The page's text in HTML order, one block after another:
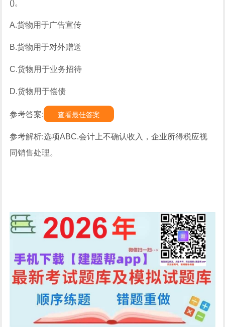
()。
A.货物用于广告宣传
B.货物用于对外赠送
C.货物用于业务招待
D.货物用于偿债
参考答案: 查看最佳答案
参考解析:选项ABC.会计上不确认收入，企业所得税应视
同销售处理。